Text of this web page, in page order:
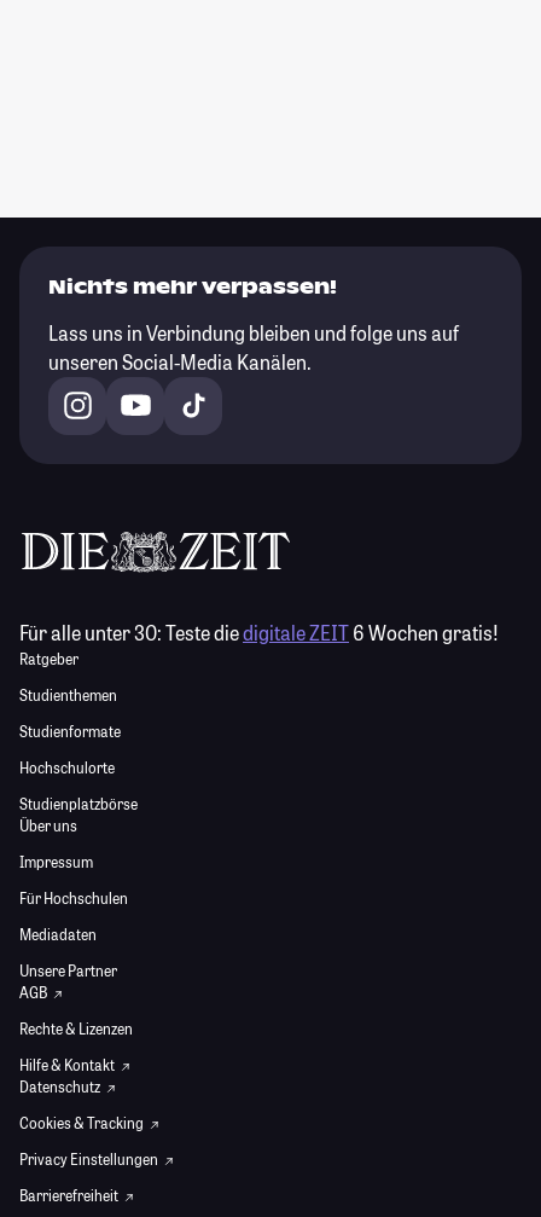
Nichts mehr verpassen!
Lass uns in Verbindung bleiben und folge uns auf
unseren Social-Media Kanälen.
Für alle unter 30:Teste diedigitale ZEIT6 Wochen gratis!
Ratgeber
Studienthemen
Studienformate
Hochschulorte
Studienplatzbörse
Über uns
Impressum
Für Hochschulen
Mediadaten
Unsere Partner
AGB
Rechte & Lizenzen
Hilfe & Kontakt
Datenschutz
Cookies & Tracking
Privacy Einstellungen
Barrierefreiheit